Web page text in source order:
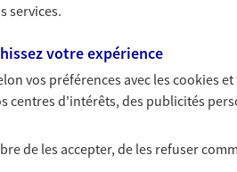
services.
votre expérience
vos préférences avec lescookies
centres d'intérêts, des publicités
de les accepter, de les refuser